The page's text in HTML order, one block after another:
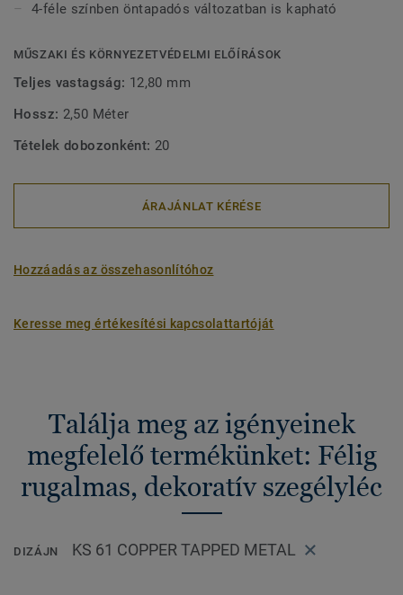
4-féle színben öntapadós változatban is kapható
MŰSZAKI ÉS KÖRNYEZETVÉDELMI ELŐÍRÁSOK
Teljes vastagság: 12,80 mm
Hossz: 2,50 Méter
Tételek dobozonként: 20
ÁRAJÁNLAT KÉRÉSE
Hozzáadás az összehasonlítóhoz
Keresse meg értékesítési kapcsolattartóját
Találja meg az igényeinek
megfelelő termékünket: Félig
rugalmas, dekoratív szegélyléc
DIZÁJN KS 61 COPPER TAPPED METAL